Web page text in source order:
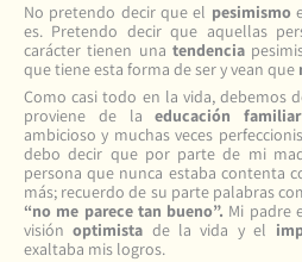
No pretendo decir que el pesimismo
es. Pretendo decir que aquellas
carácter tienen una tendencia
que tiene esta forma de ser y vean que
Como casi todo en la vida, debemos
proviene de laeducación
ambicioso y muchas veces
debo decir que por parte de mi
persona que nunca estaba contenta
más; recuerdo de su parte palabras
“no me parece tan bueno”. Mi padre
visión optimista de la vida y el
exaltaba mis logros.